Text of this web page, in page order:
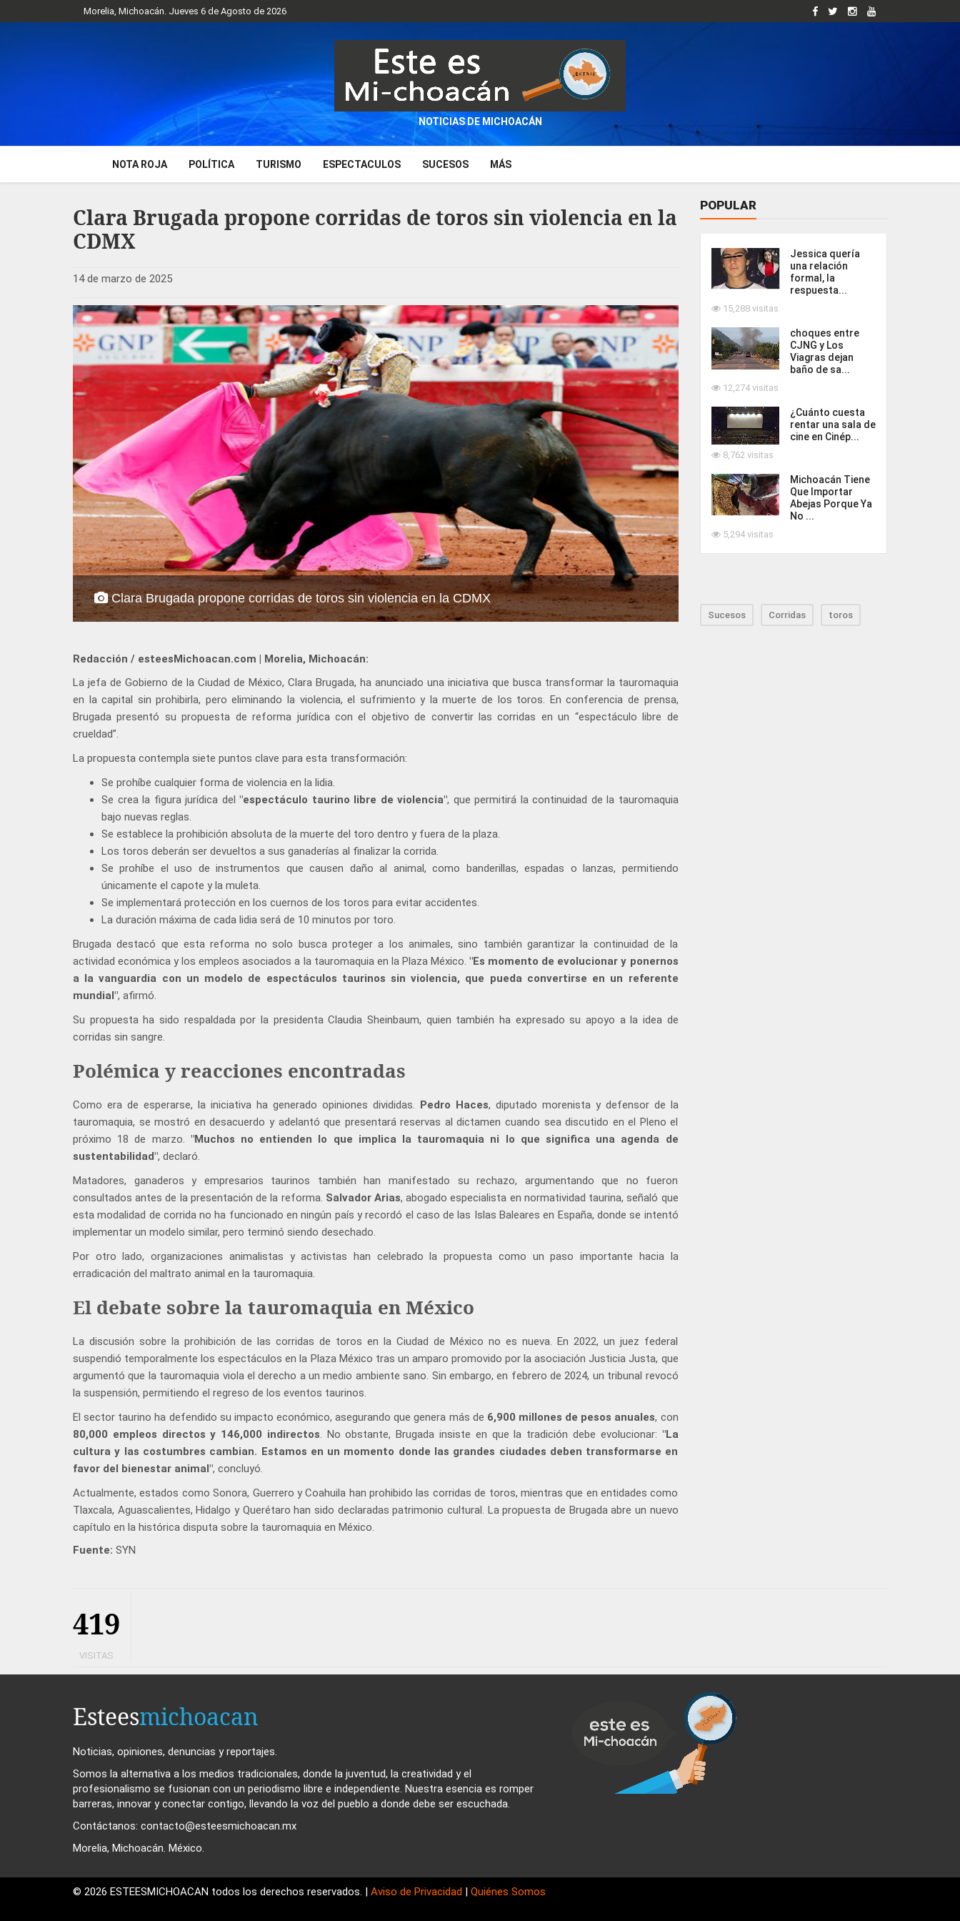
Morelia, Michoacán. Jueves 6 de Agosto de 2026
NOTICIAS DE MICHOACÁN
NOTA ROJA POLÍTICA TURISMO ESPECTACULOS SUCESOS MÁS
Clara Brugada propone corridas de toros sin violencia en la
CDMX
14 de marzo de 2025
Clara Brugada propone corridas de toros sin violencia en la CDMX
Redacción / esteesMichoacan.com | Morelia, Michoacán:
La jefa de Gobierno de la Ciudad de México, Clara Brugada, ha anunciado una iniciativa que busca transformar la tauromaquia
en la capital sin prohibirla, pero eliminando la violencia, el sufrimiento y la muerte de los toros. En conferencia de prensa,
Brugada presentó su propuesta de reforma jurídica con el objetivo de convertir las corridas en un “espectáculo libre de
crueldad”.
La propuesta contempla siete puntos clave para esta transformación:
Se prohíbe cualquier forma de violencia en la lidia.
Se crea la figura jurídica del "espectáculo taurino libre de violencia", que permitirá la continuidad de la tauromaquia
bajo nuevas reglas.
Se establece la prohibición absoluta de la muerte del toro dentro y fuera de la plaza.
Los toros deberán ser devueltos a sus ganaderías al finalizar la corrida.
Se prohíbe el uso de instrumentos que causen daño al animal, como banderillas, espadas o lanzas, permitiendo
únicamente el capote y la muleta.
Se implementará protección en los cuernos de los toros para evitar accidentes.
La duración máxima de cada lidia será de 10 minutos por toro.
Brugada destacó que esta reforma no solo busca proteger a los animales, sino también garantizar la continuidad de la
actividad económica y los empleos asociados a la tauromaquia en la Plaza México."Es momento de evolucionar y ponernos
a la vanguardia con un modelo de espectáculos taurinos sin violencia, que pueda convertirse en un referente
mundial", afirmó.
Su propuesta ha sido respaldada por la presidenta Claudia Sheinbaum, quien también ha expresado su apoyo a la idea de
corridas sin sangre.
Polémica y reacciones encontradas
Como era de esperarse, la iniciativa ha generado opiniones divididas. Pedro Haces, diputado morenista y defensor de la
tauromaquia, se mostró en desacuerdo y adelantó que presentará reservas al dictamen cuando sea discutido en el Pleno el
próximo 18 de marzo. "Muchos no entienden lo que implica la tauromaquia ni lo que significa una agenda de
sustentabilidad", declaró.
Matadores, ganaderos y empresarios taurinos también han manifestado su rechazo, argumentando que no fueron
consultados antes de la presentación de la reforma. Salvador Arias, abogado especialista en normatividad taurina, señaló que
esta modalidad de corrida no ha funcionado en ningún país y recordó el caso de las Islas Baleares en España, donde se intentó
implementar un modelo similar, pero terminó siendo desechado.
Por otro lado, organizaciones animalistas y activistas han celebrado la propuesta como un paso importante hacia la
erradicación del maltrato animal en la tauromaquia.
El debate sobre la tauromaquia en México
La discusión sobre la prohibición de las corridas de toros en la Ciudad de México no es nueva. En 2022, un juez federal
suspendió temporalmente los espectáculos en la Plaza México tras un amparo promovido por la asociación Justicia Justa, que
argumentó que la tauromaquia viola el derecho a un medio ambiente sano. Sin embargo, en febrero de 2024, un tribunal revocó
la suspensión, permitiendo el regreso de los eventos taurinos.
El sector taurino ha defendido su impacto económico, asegurando que genera más de 6,900 millones de pesos anuales, con
80,000 empleos directos y 146,000 indirectos. No obstante, Brugada insiste en que la tradición debe evolucionar: "La
cultura y las costumbres cambian. Estamos en un momento donde las grandes ciudades deben transformarse en
favor del bienestar animal", concluyó.
Actualmente, estados como Sonora, Guerrero y Coahuila han prohibido las corridas de toros, mientras que en entidades como
Tlaxcala, Aguascalientes, Hidalgo y Querétaro han sido declaradas patrimonio cultural. La propuesta de Brugada abre un nuevo
capítulo en la histórica disputa sobre la tauromaquia en México.
Fuente: SYN
POPULAR
Jessica quería
una relación
formal, la
respuesta...
15,288 visitas
choques entre
CJNG y Los
Viagras dejan
baño de sa...
12,274 visitas
¿Cuánto cuesta
rentar una sala de
cine en Cinép...
8,762 visitas
Michoacán Tiene
Que Importar
Abejas Porque Ya
No ...
5,294 visitas
Sucesos Corridas toros
419
VISITAS
Esteesmichoacan
Noticias, opiniones, denuncias y reportajes.
Somos la alternativa a los medios tradicionales, donde la juventud, la creatividad y el
profesionalismo se fusionan con un periodismo libre e independiente. Nuestra esencia es romper
barreras, innovar y conectar contigo, llevando la voz del pueblo a donde debe ser escuchada.
Contáctanos: contacto@esteesmichoacan.mx
Morelia, Michoacán. México.
© 2026 ESTEESMICHOACAN todos los derechos reservados. | Aviso de Privacidad | Quiénes Somos